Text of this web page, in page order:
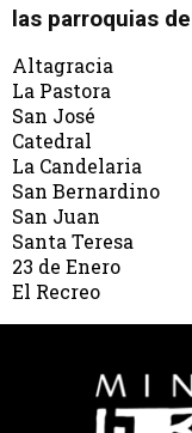
las parroquias
Altagracia
La Pastora
San José
Catedral
La Candelaria
San Bernardino
San Juan
Santa Teresa
23 de Enero
El Recreo